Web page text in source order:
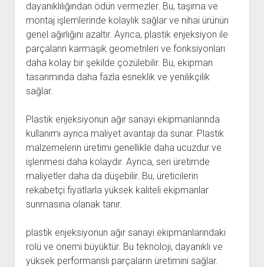
dayanıklılığından ödün vermezler. Bu, taşıma ve
montaj işlemlerinde kolaylık sağlar ve nihai ürünün
genel ağırlığını azaltır. Ayrıca, plastik enjeksiyon ile
parçaların karmaşık geometrileri ve fonksiyonları
daha kolay bir şekilde çözülebilir. Bu, ekipman
tasarımında daha fazla esneklik ve yenilikçilik
sağlar.
Plastik enjeksiyonun ağır sanayi ekipmanlarında
kullanımı ayrıca maliyet avantajı da sunar. Plastik
malzemelerin üretimi genellikle daha ucuzdur ve
işlenmesi daha kolaydır. Ayrıca, seri üretimde
maliyetler daha da düşebilir. Bu, üreticilerin
rekabetçi fiyatlarla yüksek kaliteli ekipmanlar
sunmasına olanak tanır.
plastik enjeksiyonun ağır sanayi ekipmanlarındaki
rolü ve önemi büyüktür. Bu teknoloji, dayanıklı ve
yüksek performanslı parçaların üretimini sağlar.